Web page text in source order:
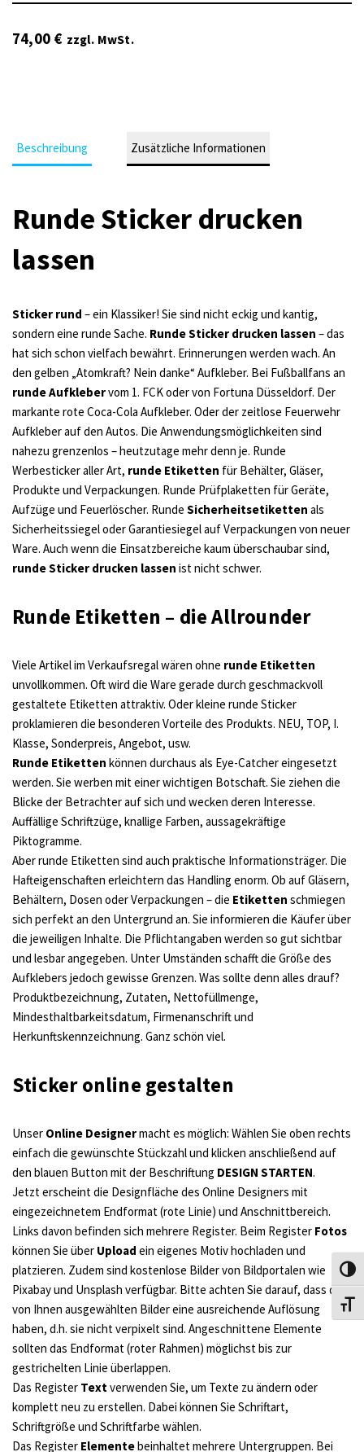
74,00 € zzgl. MwSt.
Beschreibung Zusätzliche Informationen
Runde Sticker drucken
lassen
Sticker rund – ein Klassiker! Sie sind nicht eckig und kantig,
sondern eine runde Sache. Runde Sticker drucken lassen – das
hat sich schon vielfach bewährt. Erinnerungen werden wach. An
den gelben „Atomkraft? Nein danke“ Aufkleber. Bei Fußballfans an
runde Aufklebervom 1. FCK oder von Fortuna Düsseldorf. Der
markante rote Coca-Cola Aufkleber. Oder der zeitlose Feuerwehr
Aufkleber auf den Autos. Die Anwendungsmöglichkeiten sind
nahezu grenzenlos – heutzutage mehr denn je. Runde
Werbesticker aller Art, runde Etiketten für Behälter, Gläser,
Produkte und Verpackungen. Runde Prüfplaketten für Geräte,
Aufzüge und Feuerlöscher. Runde Sicherheitsetiketten als
Sicherheitssiegel oder Garantiesiegel auf Verpackungen von neuer
Ware. Auch wenn die Einsatzbereiche kaum überschaubar sind,
runde Sticker drucken lassen ist nicht schwer.
Runde Etiketten – die Allrounder
Viele Artikel im Verkaufsregal wären ohne runde Etiketten
unvollkommen. Oft wird die Ware gerade durch geschmackvoll
gestaltete Etiketten attraktiv. Oder kleine runde Sticker
proklamieren die besonderen Vorteile des Produkts. NEU, TOP, I.
Klasse, Sonderpreis, Angebot, usw.
Runde Etiketten können durchaus als Eye-Catcher eingesetzt
werden. Sie werben mit einer wichtigen Botschaft. Sie ziehen die
Blicke der Betrachter auf sich und wecken deren Interesse.
Auffällige Schriftzüge, knallige Farben, aussagekräftige
Piktogramme.
Aber runde Etiketten sind auch praktische Informationsträger. Die
Hafteigenschaften erleichtern das Handling enorm. Ob auf Gläsern,
Behältern, Dosen oder Verpackungen – die Etiketten schmiegen
sich perfekt an den Untergrund an. Sie informieren die Käufer über
die jeweiligen Inhalte. Die Pflichtangaben werden so gut sichtbar
und lesbar angegeben. Unter Umständen schafft die Größe des
Aufklebers jedoch gewisse Grenzen. Was sollte denn alles drauf?
Produktbezeichnung, Zutaten, Nettofüllmenge,
Mindesthaltbarkeitsdatum, Firmenanschrift und
Herkunftskennzeichnung. Ganz schön viel.
Sticker online gestalten
Unser Online Designermacht es möglich: Wählen Sie oben rechts
einfach die gewünschte Stückzahl und klicken anschließend auf
den blauen Button mit der Beschriftung DESIGN STARTEN.
Jetzt erscheint die Designfläche des Online Designers mit
eingezeichnetem Endformat (rote Linie) und Anschnittbereich.
Links davon befinden sich mehrere Register. Beim Register Fotos
können Sie über Upload ein eigenes Motiv hochladen und
platzieren. Zudem sind kostenlose Bilder von Bildportalen wie
Pixabay und Unsplash verfügbar. Bitte achten Sie darauf, dass die
von Ihnen ausgewählten Bilder eine ausreichende Auflösung
haben, d.h. sie nicht verpixelt sind. Angeschnittene Elemente
sollten das Endformat (roter Rahmen) möglichst bis zur
gestrichelten Linie überlappen.
Das Register Textverwenden Sie, um Texte zu ändern oder
komplett neu zu erstellen. Dabei können Sie Schriftart,
Schriftgröße und Schriftfarbe wählen.
Das Register Elementebeinhaltet mehrere Untergruppen. Bei